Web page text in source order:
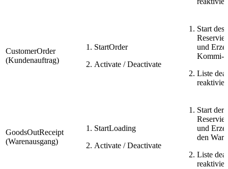
CustomerOrder
(Kundenauftrag)
StartOrder
Activate / Deactivate
Start des
und
Kommi-
Liste
GoodsOutReceipt
(Warenausgang)
StartLoading
Activate / Deactivate
Start der
und
den
Liste